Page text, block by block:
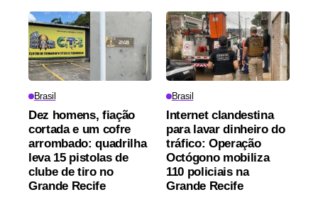
Brasil
Dez homens, fiação
cortada e um cofre
arrombado: quadrilha
leva 15 pistolas de
clube de tiro no
Grande Recife
Brasil
Internet clandestina
para lavar dinheiro do
tráfico: Operação
Octógono mobiliza
110 policiais na
Grande Recife